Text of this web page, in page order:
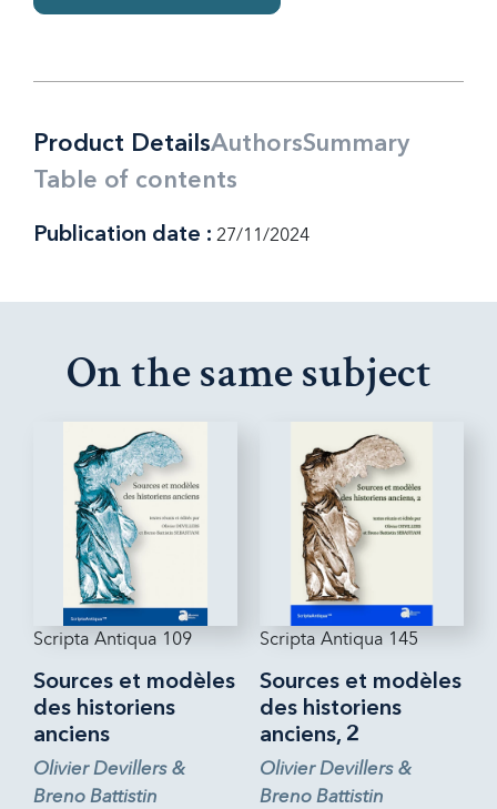
Product DetailsAuthorsSummary
Table of contents
Publication date : 27/11/2024
On the same subject
Scripta Antiqua 109
Sources et modèles
des historiens
anciens
Olivier Devillers &
Breno Battistin
Scripta Antiqua 145
Sources et modèles
des historiens
anciens, 2
Olivier Devillers &
Breno Battistin